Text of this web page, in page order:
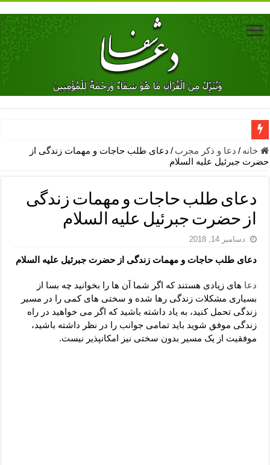
دعای جلب محبت فوری معشوق – دعای جلب محبت شوهر
دعای مشکل گشا برای رفع فقر – ذکرهای روزی‌ بخش
معجزات دعای یا من اظهر الجمیل – دعای یا من اظهر الجمیل برای
مهم ترین اذکار الهی و فضیلت آن ها – ذکر مخصوص مستجاب الدعوه
دعا برای ترس بچه ها در خواب – دعای ترس و بی خوابی کودکان
لا حول ولا قوة الا بالله برای چشم زخم – دعای چشم زخم ماشاالله
دعای قوی رفع ترس – دعای مجرب برای آرامش قلب و رفع اضطراب
دعا برای پولدار شدن در یک روز – دعای ثروت حضرت سلیمان
خانه / دعا و ذکر مجرب / دعای طلب حاجات و مهمات زندگی از
حضرت جبرئیل علیه السلام
دعای طلب حاجات و مهمات زندگی
از حضرت جبرئیل علیه السلام
دسامبر 14, 2018
دعای طلب حاجات و مهمات زندگی از حضرت جبرئیل علیه السلام
دعا های زیادی هستند که اگر شما آن ها را بخوانید چه بسا از
بسیاری مشکلات زندگی رها شده و سختی های کمی را در مسیر
زندگی تحمل کنید، به یاد داشته باشید که اگر می خواهید در راه
زندگی موفق شوید باید تمامی جوانب را در نظر داشته باشید،
موفقیت از یک مسیر بدون سختی نیز امکانپذیر نیست.